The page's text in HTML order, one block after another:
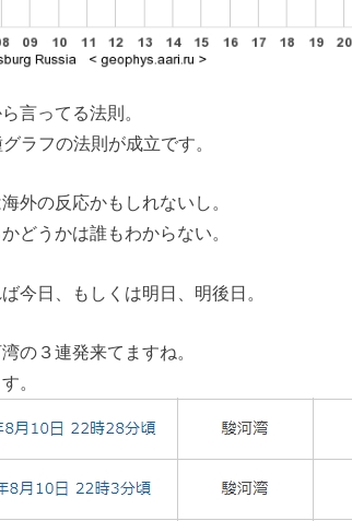
言ってる法則。
ラフの法則が成立です。
外の反応かもしれないし。
どうかは誰もわからない。
今日、もしくは明日、明後日。
の３連発来てますね。
。